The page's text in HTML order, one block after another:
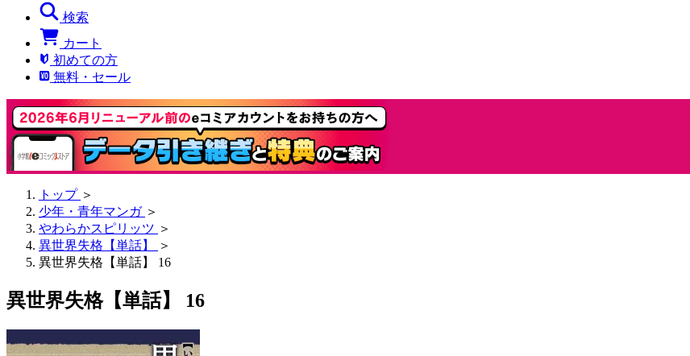
検索
カート
初めての方
無料・セール
トップ ＞
少年・青年マンガ ＞
やわらかスピリッツ ＞
異世界失格【単話】
＞
異世界失格【単話】 16
異世界失格【単話】 16